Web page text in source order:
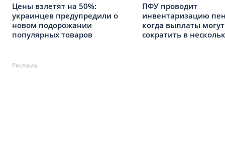
Цены взлетят на 50%:
украинцев предупредили о
новом подорожании
популярных товаров
ПФУ проводит
инвентаризацию
когда выплаты могут
сократить в
Реклама